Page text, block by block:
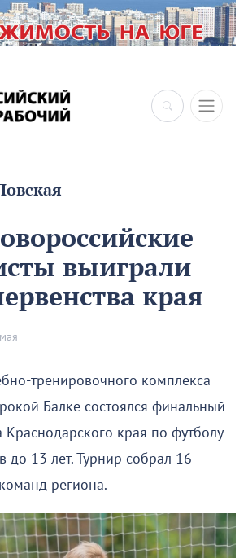
×
выиграли
края
тренировочного комплекса
Балке состоялся финальный
Краснодарского края по футболу
до 13 лет. Турнир собрал 16
региона.